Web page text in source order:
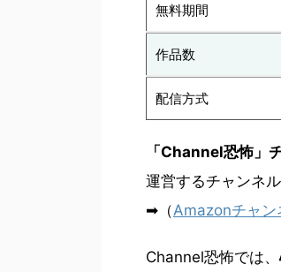
無料期間
作品数
配信方式
「Channel恐怖」
運営するチャンネル
➡（Amazonチャン
Channel恐怖では、